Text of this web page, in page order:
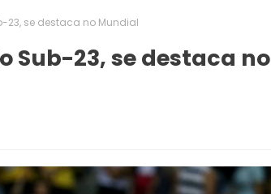
23, se destaca no Mundial
Sub-23, se destaca no